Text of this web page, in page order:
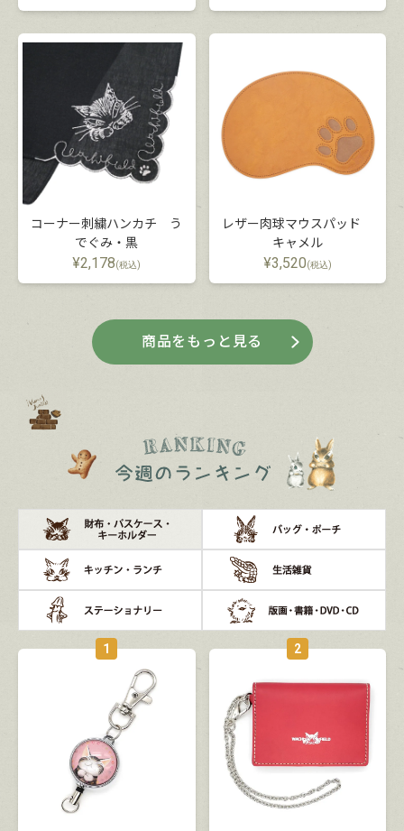
コーナー刺繍ハンカチ う
でぐみ・黒
¥2,178(税込)
レザー肉球マウスパッド
キャメル
¥3,520(税込)
商品をもっと見る
1 2